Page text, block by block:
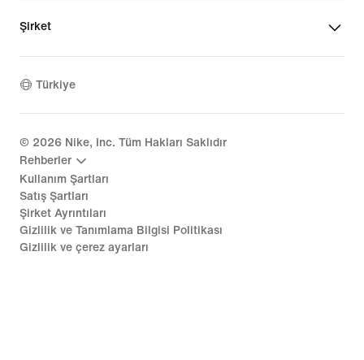
Şirket
Türkiye
© 2026 Nike, Inc. Tüm Hakları Saklıdır
Rehberler
Kullanım Şartları
Satış Şartları
Şirket Ayrıntıları
Gizlilik ve Tanımlama Bilgisi Politikası
Gizlilik ve çerez ayarları